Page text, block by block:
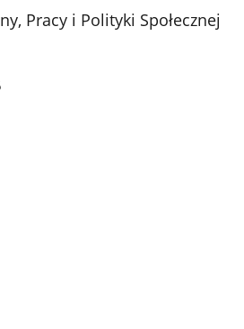
Pracy i Polityki Społecznej